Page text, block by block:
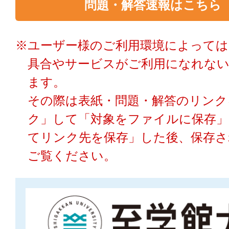
問題・解答速報はこちら
※ユーザー様のご利用環境によって
具合やサービスがご利用になれな
ます。
その際は表紙・問題・解答のリン
ク」して「対象をファイルに保存
てリンク先を保存」した後、保存
ご覧ください。